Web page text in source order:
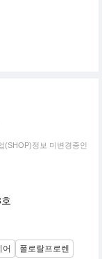
(SHOP)정보 미변경중인
어 폴로랄프로렌